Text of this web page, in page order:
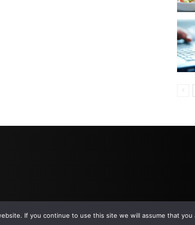
If you continue to use this site we will assume that you